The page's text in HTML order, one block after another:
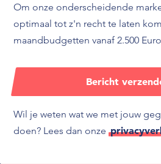
Om onze onderscheidende
optimaal tot z'n recht te laten
maandbudgetten vanaf 2.500
Bericht
Wil je weten wat we met jouw
doen? Lees dan onze